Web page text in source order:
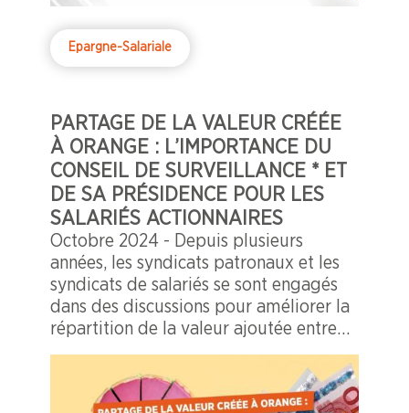
Epargne-Salariale
PARTAGE DE LA VALEUR CRÉÉE
À ORANGE : L’IMPORTANCE DU
CONSEIL DE SURVEILLANCE * ET
DE SA PRÉSIDENCE POUR LES
SALARIÉS ACTIONNAIRES
Octobre 2024 - Depuis plusieurs
années, les syndicats patronaux et les
syndicats de salariés se sont engagés
dans des discussions pour améliorer la
répartition de la valeur ajoutée entre
les parties prenantes.